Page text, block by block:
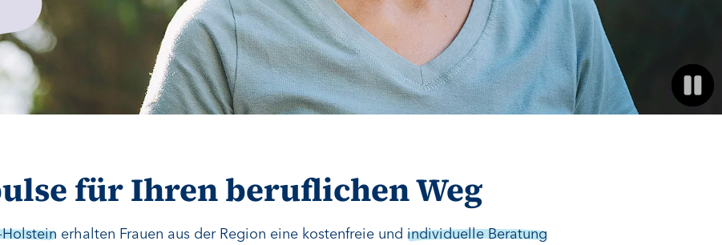
für Ihren beruflichen Weg
Holstein erhalten Frauen aus der Region eine kostenfreie und individuelle Beratung